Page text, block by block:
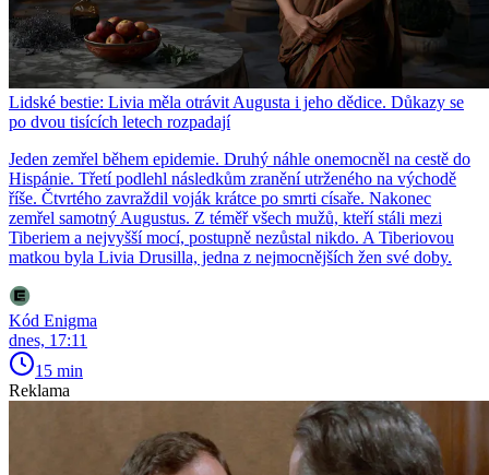
Lidské bestie: Livia měla otrávit Augusta i jeho dědice. Důkazy se
po dvou tisících letech rozpadají
Jeden zemřel během epidemie. Druhý náhle onemocněl na cestě do
Hispánie. Třetí podlehl následkům zranění utrženého na východě
říše. Čtvrtého zavraždil voják krátce po smrti císaře. Nakonec
zemřel samotný Augustus. Z téměř všech mužů, kteří stáli mezi
Tiberiem a nejvyšší mocí, postupně nezůstal nikdo. A Tiberiovou
matkou byla Livia Drusilla, jedna z nejmocnějších žen své doby.
Kód Enigma
dnes, 17:11
15 min
Reklama